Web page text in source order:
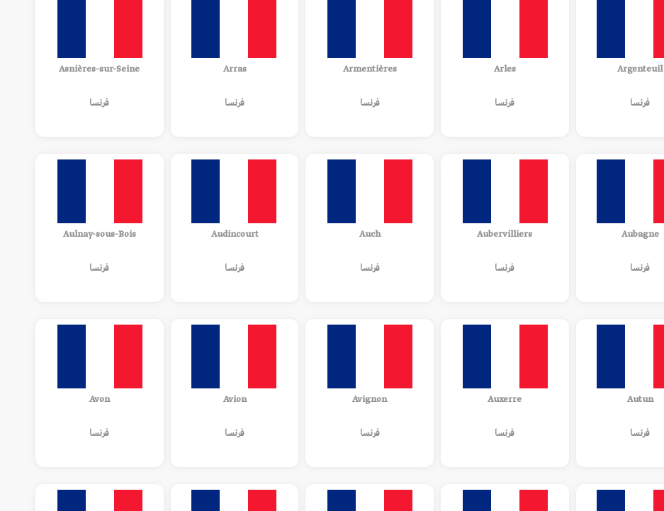
Argenteuil
فرنسا
Arles
فرنسا
Armentières
فرنسا
Arras
فرنسا
Asnières-sur-Seine
فرنسا
Aubagne
فرنسا
Aubervilliers
فرنسا
Auch
فرنسا
Audincourt
فرنسا
Aulnay-sous-Bois
فرنسا
Autun
فرنسا
Auxerre
فرنسا
Avignon
فرنسا
Avion
فرنسا
Avon
فرنسا